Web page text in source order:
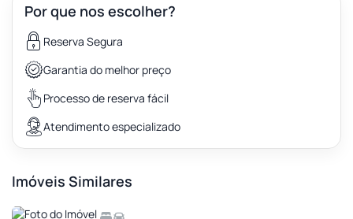
Por que nos escolher?
Reserva Segura
Garantia do melhor preço
Processo de reserva fácil
Atendimento especializado
Imóveis Similares